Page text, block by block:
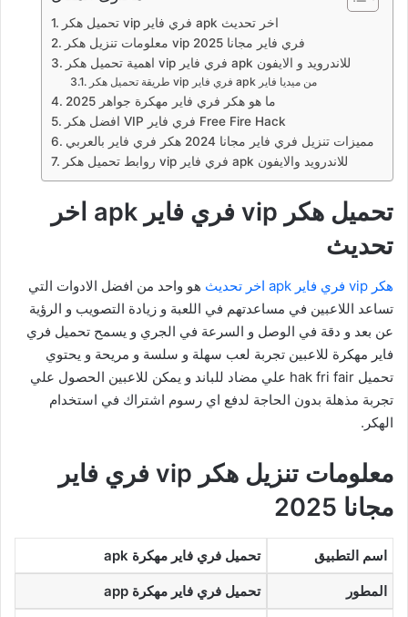
تحميل هكر vip فري فاير apk اخر تحديث
معلومات تنزيل هكر vip فري فاير مجانا 2025
اهمية تحميل هكر vip فري فاير apk للاندرويد و الايفون
طريقة تحميل هكر vip فري فاير apk من ميديا فاير
ما هو هكر فري فاير مهكرة جواهر 2025
افضل هكر VIP فري فاير Free Fire Hack
مميزات تنزيل فري فاير مجانا 2024 هكر فري فاير بالعربي
روابط تحميل هكر vip فري فاير apk للاندرويد والايفون
تحميل هكر vip فري فاير apk اخر
تحديث
هكر vip فري فاير apk اخر تحديث
هو واحد من افضل الادوات التي
تساعد اللاعبين في مساعدتهم في اللعبة و زيادة التصويب و الرؤية
عن بعد و دقة في الوصل و السرعة في الجري و يسمح تحميل فري
فاير مهكرة للاعبين تجربة لعب سهلة و سلسة و مريحة و يحتوي
تحميل hak fri fair علي مضاد للباند و يمكن للاعبين الحصول علي
تجربة مذهلة بدون الحاجة لدفع اي رسوم اشتراك في استخدام
الهكر.
معلومات تنزيل هكر vip فري فاير
مجانا 2025
اسم التطبيق تحميل فري فاير مهكرة apk
المطور تحميل فري فاير مهكرة app